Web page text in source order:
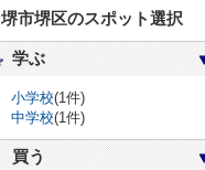
堺市堺区のスポット選択
学ぶ
小学校(1件)
中学校(1件)
買う